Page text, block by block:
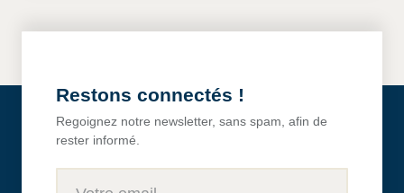
Restons connectés !
Regoignez notre newsletter, sans spam, afin de
rester informé.